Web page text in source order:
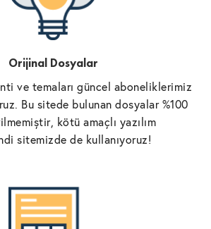
Orijinal Dosyalar
ve temaları güncel aboneliklerimiz
Bu sitede bulunan dosyalar %100
kötü amaçlı yazılım
sitemizde de kullanıyoruz!